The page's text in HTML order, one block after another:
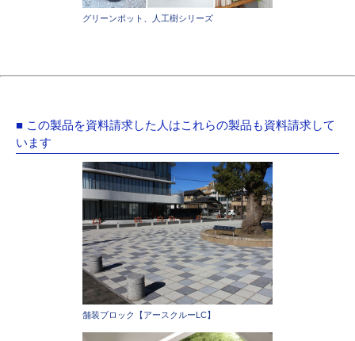
グリーンポット、人工樹シリーズ
■ この製品を資料請求した人はこれらの製品も資料請求して
います
舗装ブロック【アースクルーLC】